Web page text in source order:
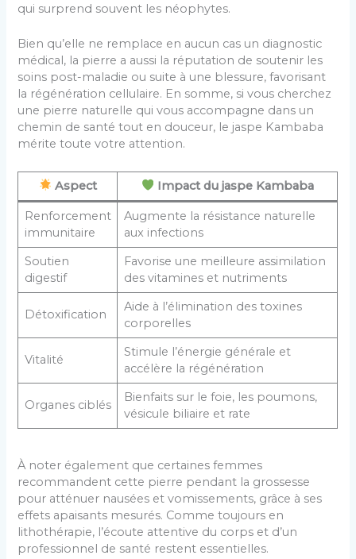
qui surprend souvent les néophytes.
Bien qu’elle ne remplace en aucun cas un diagnostic
médical, la pierre a aussi la réputation de soutenir les
soins post-maladie ou suite à une blessure, favorisant
la régénération cellulaire. En somme, si vous cherchez
une pierre naturelle qui vous accompagne dans un
chemin de santé tout en douceur, le jaspe Kambaba
mérite toute votre attention.
Aspect Impact du jaspe Kambaba
Renforcement
immunitaire
Augmente la résistance naturelle
aux infections
Soutien
digestif
Favorise une meilleure assimilation
des vitamines et nutriments
Détoxification
Aide à l’élimination des toxines
corporelles
Vitalité
Stimule l’énergie générale et
accélère la régénération
Organes ciblés
Bienfaits sur le foie, les poumons,
vésicule biliaire et rate
À noter également que certaines femmes
recommandent cette pierre pendant la grossesse
pour atténuer nausées et vomissements, grâce à ses
effets apaisants mesurés. Comme toujours en
lithothérapie, l’écoute attentive du corps et d’un
professionnel de santé restent essentielles.